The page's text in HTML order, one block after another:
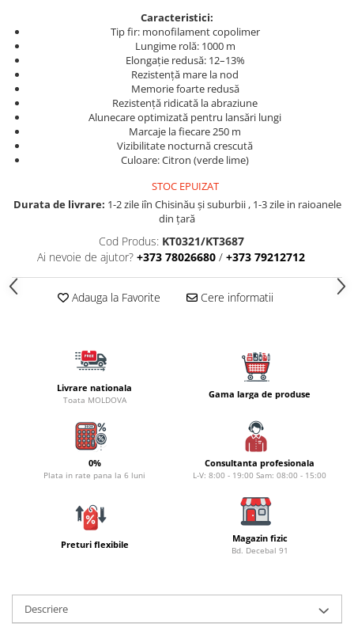
Monturi rapitor
Forfaci la rapitor
Momeli la rapitor
Nada si momeala
Nada
Pelete
Pop-up
Seminte si mix de seminte
Aditivi, arome, dipuri
Pescuit la copca
Accesorii conexe pescuit
Instrumente
Barci, sonare
Barci
Sonare
Caracteristici:
Tip fir: monofilament copolimer
Lungime rolă: 1000 m
Elongație redusă: 12–13%
Rezistență mare la nod
Memorie foarte redusă
Rezistență ridicată la abraziune
Alunecare optimizată pentru lansări lungi
Marcaje la fiecare 250 m
Vizibilitate nocturnă crescută
Culoare: Citron (verde lime)
STOC EPUIZAT
Durata de livrare: 1-2 zile iîn Chisinău şi suburbii , 1-3 zile in raioanele
din țară
Cod Produs: KT0321/KT3687
Ai nevoie de ajutor? +373 78026680 / +373 79212712
Adauga la Favorite Cere informatii
Livrare nationala
Toata MOLDOVA
Gama larga de produse
0%
Plata in rate pana la 6 luni
Consultanta profesionala
L-V: 8:00 - 19:00 Sam: 08:00 - 15:00
Preturi flexibile Magazin fizic
Bd. Decebal 91
Descriere